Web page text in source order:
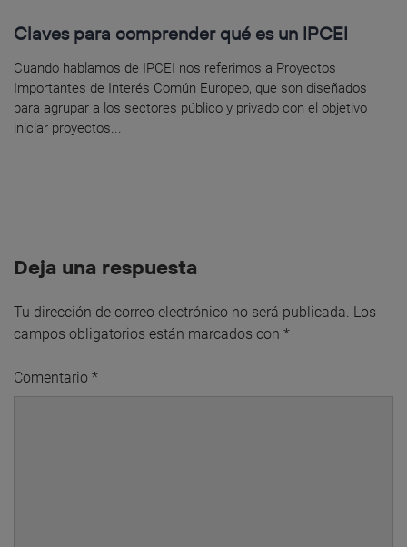
Claves para comprender qué es un IPCEI
Cuando hablamos de IPCEI nos referimos a Proyectos
Importantes de Interés Común Europeo, que son diseñados
para agrupar a los sectores público y privado con el objetivo
iniciar proyectos...
Deja una respuesta
Tu dirección de correo electrónico no será publicada. Los
campos obligatorios están marcados con *
Comentario *